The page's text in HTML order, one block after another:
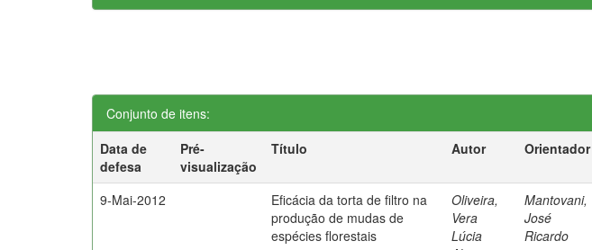
Conjunto de itens:
Data de
defesa
Pré-
visualização
Título Autor Orientador
9-Mai-2012
Eficácia da torta de filtro na
produção de mudas de
espécies florestais
Oliveira,
Vera
Lúcia
Mantovani,
José
Ricardo